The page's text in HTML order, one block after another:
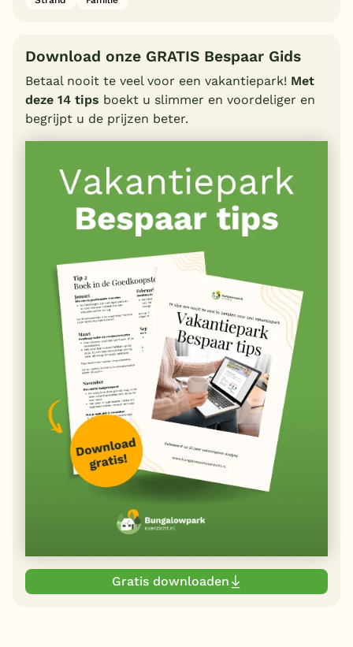
Download onze GRATIS Bespaar Gids
Betaal nooit te veel voor een vakantiepark! Met
deze 14 tips boekt u slimmer en voordeliger en
begrijpt u de prijzen beter.
Gratis downloaden